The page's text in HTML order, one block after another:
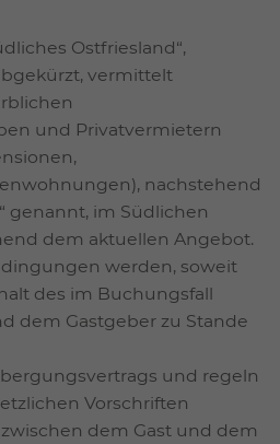
Ostfriesland“,
vermittelt
und Privatvermietern
nachstehend
genannt, im Südlichen
dem aktuellen Angebot.
werden, soweit
des im Buchungsfall
dem Gastgeber zu Stande
und regeln
Vorschriften
dem Gast und dem